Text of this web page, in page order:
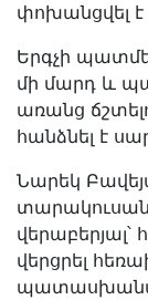
փոխանցվել է
Երգչի
մի մարդ և
առանց
հանձնել է
Նարեկ
վերաբերյալ՝
վերցրել